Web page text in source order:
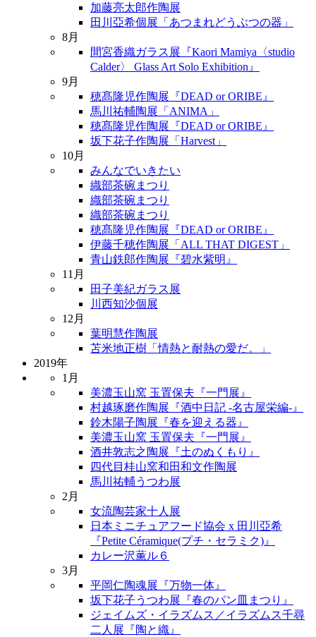
加藤亮太郎作陶展
田川亞希個展「あつまれどうぶつの器」
8月
間宮香織ガラス展『Kaori Mamiya〈studio
Calder〉 Glass Art Solo Exhibition』
9月
穂髙隆児作陶展『DEAD or ORIBE』
馬川祐輔陶展「ANIMA」
穂髙隆児作陶展『DEAD or ORIBE』
坂下花子作陶展「Harvest」
10月
みんなでいきたい
織部茶碗まつり
織部茶碗まつり
織部茶碗まつり
穂髙隆児作陶展『DEAD or ORIBE』
伊藤千穂作陶展「ALL THAT DIGEST」
青山鉄郎作陶展『碧水紫明』
11月
田子美紀ガラス展
川西知沙個展
12月
葉明慧作陶展
苫米地正樹「情熱と耐熱の愛だ。」
2019年
1月
美濃玉山窯 玉置保夫『一門展』
村越琢磨作陶展『酒中日記 -名古屋栄編-』
鈴木陽子陶展『春を迎える器』
美濃玉山窯 玉置保夫『一門展』
酒井敦志之陶展『土のぬくもり』
四代目桂山窯和田和文作陶展
馬川祐輔うつわ展
2月
女流陶芸家十人展
日本ミニチュアフード協会 x 田川亞希
『Petite Céramique(プチ・セラミク)』
カレー沢薫ル６
3月
平岡仁陶魂展『万物一体』
坂下花子うつわ展『春のパン皿まつり』
ジェイムズ・イラズムス／イラズムス千尋
二人展『陶と織』